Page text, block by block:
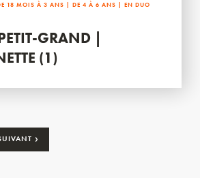
18 MOIS À 3 ANS | DE 4 À 6 ANS | EN DUO
GRAND |
(1)
›